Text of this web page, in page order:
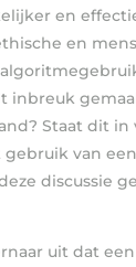
en
en
Staat dit in
van
discussie
uit dat een